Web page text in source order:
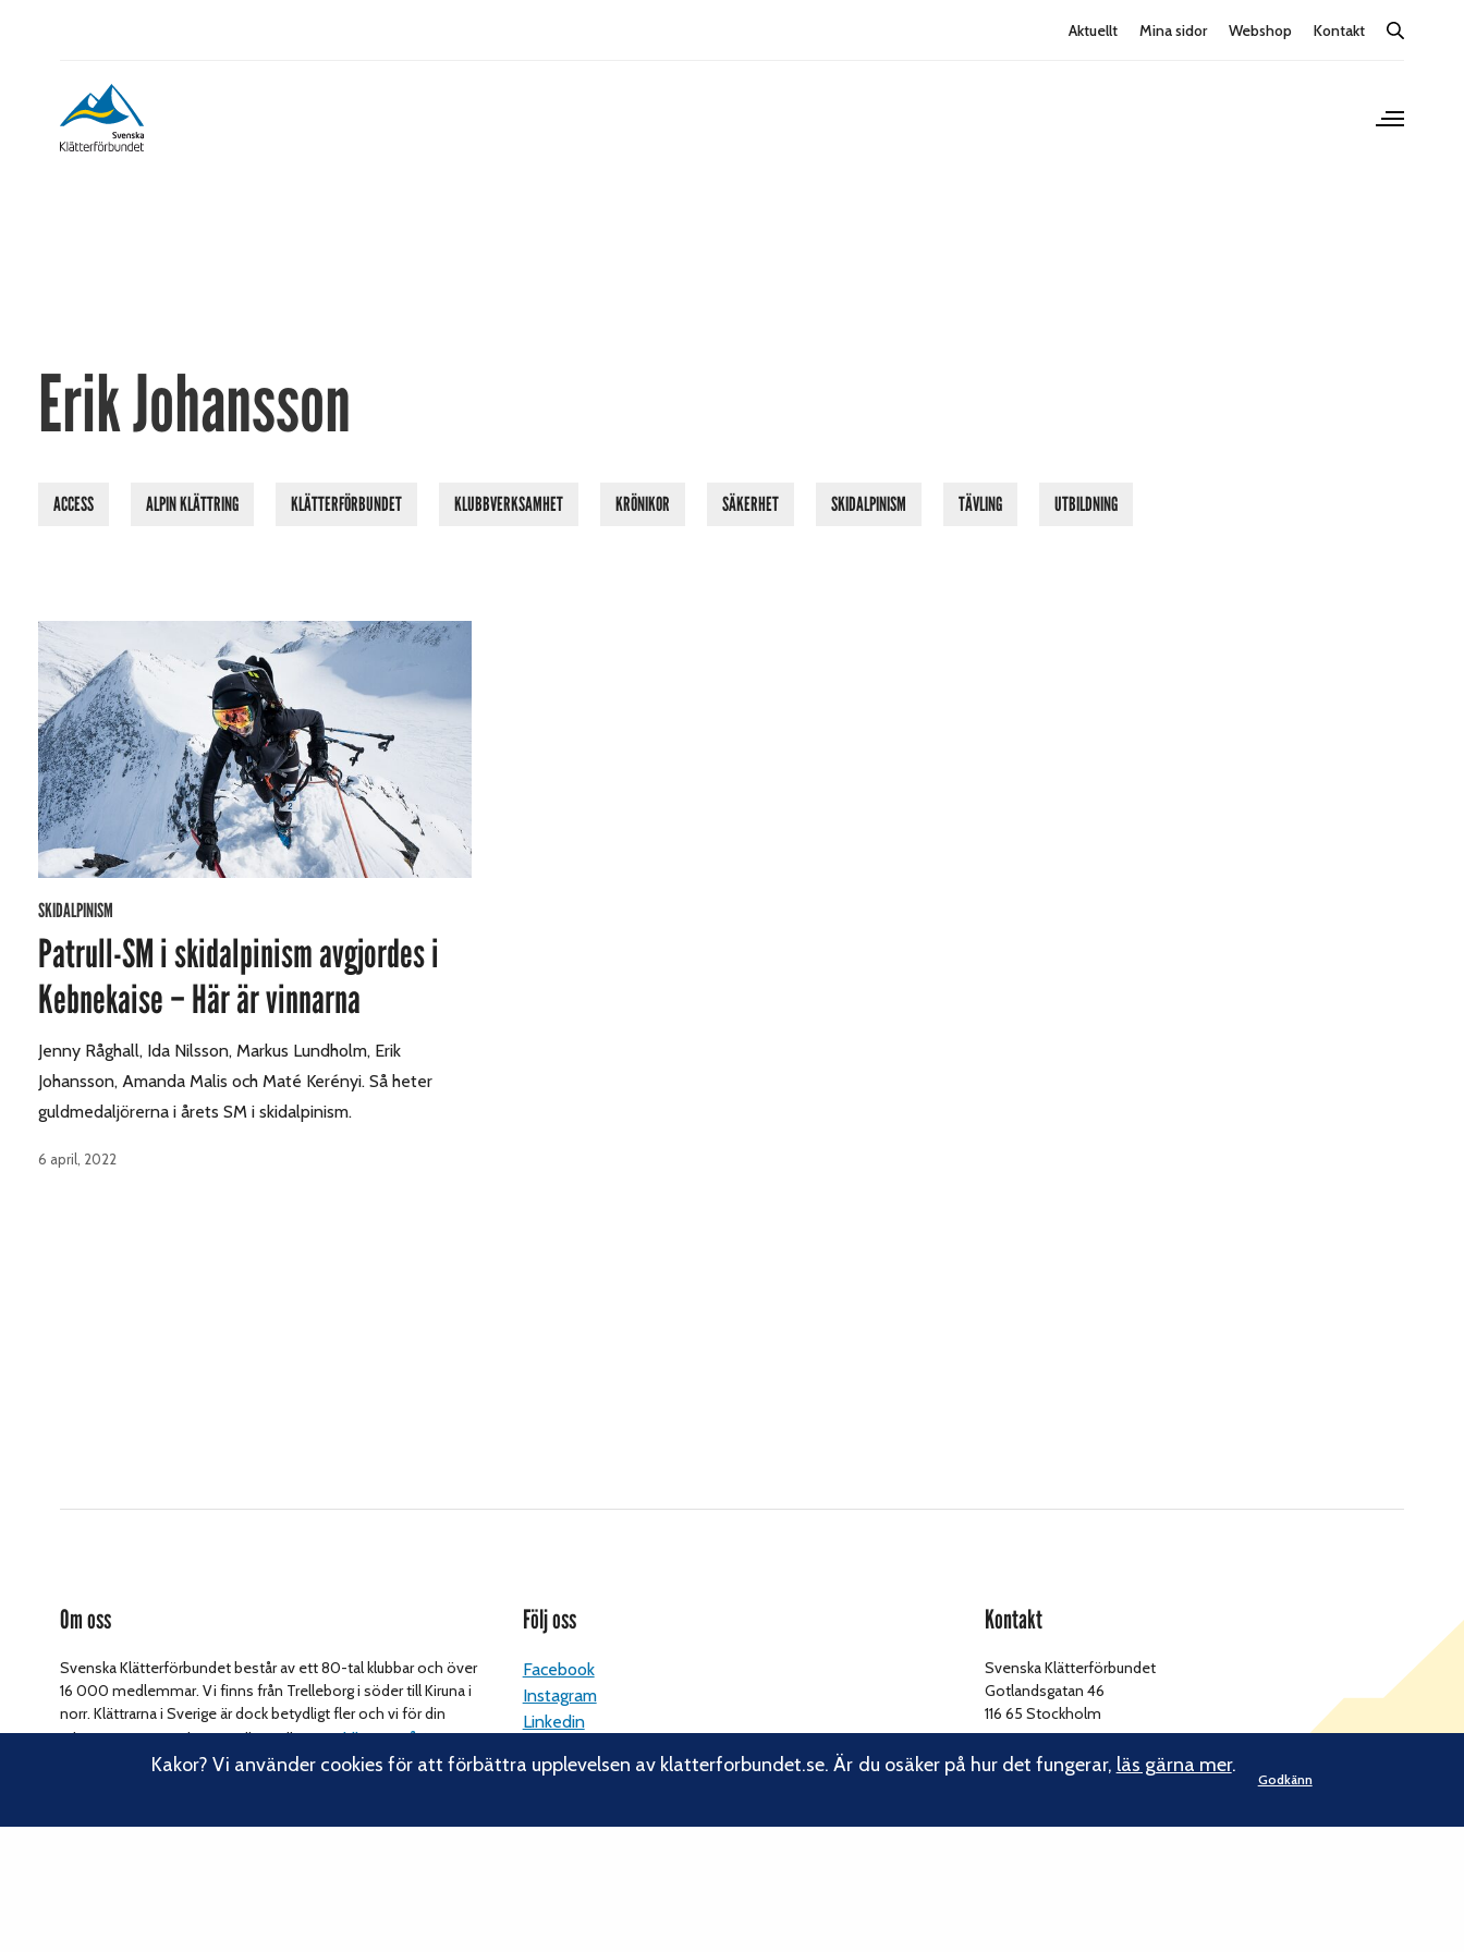
Aktuellt Mina sidor Webshop Kontakt
Erik Johansson
ACCESS ALPIN KLÄTTRING KLÄTTERFÖRBUNDET KLUBBVERKSAMHET KRÖNIKOR SÄKERHET SKIDALPINISM TÄVLING UTBILDNING
SKIDALPINISM
Patrull-SM i skidalpinism avgjordes i
Kebnekaise – Här är vinnarna
Jenny Råghall, Ida Nilsson, Markus Lundholm, Erik
Johansson, Amanda Malis och Maté Kerényi. Så heter
guldmedaljörerna i årets SM i skidalpinism.
6 april, 2022
Om oss
Svenska Klätterförbundet består av ett 80-tal klubbar och över
16 000 medlemmar. Vi finns från Trelleborg i söder till Kiruna i
norr. Klättrarna i Sverige är dock betydligt fler och vi för din
talan, oavsett om du är medlem eller inte.Läs om vårt
hållbarhetsarbete.
Följ oss
Facebook
Instagram
Linkedin
Kontakt
Svenska Klätterförbundet
Gotlandsgatan 46
116 65 Stockholm
E-post: kansliet@klatterforbundet.rf.se
Kakor? Vi använder cookies för att förbättra upplevelsen av klatterforbundet.se. Är du osäker på hur det fungerar, läs gärna mer.
Godkänn